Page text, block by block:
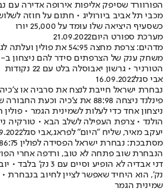
הפורוורד שסיפק אליפות אירופה אדירה עם
מכבי תל אביב ביורוליג • חתום על חוזה
כשסעיף היציאה שלו עומד על 25,000 יורו
מערכת ספורט היום21.09.2022
מדהים: צרפת מחצה 54:95 את פולין ועלתה לגמר היורובאסקט
הטורניר • גרשון יאבוסלה בלט עם 22 נקודות
אבי סגל16.09.2022
נבחרת ישראל חייבת לנצח את סרביה או
פינלנד ניצחה 88:98 את צ'כיה
הולנד • צרפת העפילה לשלב הבא • טורקיה
יעקב מאיר, שליח "היום" לפראג,אבי סגל
מסתבכת: נבחרת ישראל הפסידה לפולין 86:75
הנבחרת שוב פתחה לא טוב, ורדפה אחרי
נק', הוא היחיד שאפשר לציין לחיוב
שמינית הגמר